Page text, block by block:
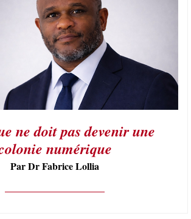
ne doit pas devenir une
numérique
Par Dr Fabrice Lollia